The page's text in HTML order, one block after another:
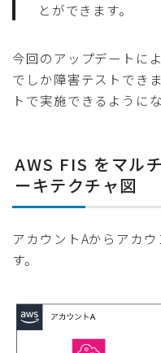
とができます。
今回のアップデートに
でしか障害テストでき
トで実施できるように
AWS FIS をマル
ーキテクチャ図
アカウントAからアカ
す。